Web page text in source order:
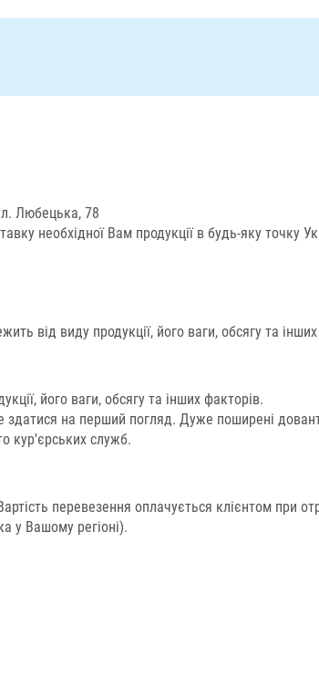
Любецька, 78
необхідної Вам продукції в будь-яку точку
від виду продукції, його ваги, обсягу та
його ваги, обсягу та інших факторів.
на перший погляд. Дуже поширені
кур'єрських служб.
перевезення оплачується клієнтом при
у Вашому регіоні).